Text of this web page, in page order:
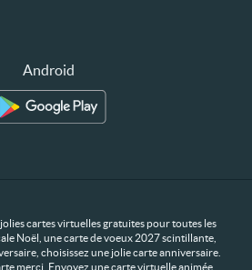
Android
cartes virtuelles gratuites pour toutes les
Noël, une carte de voeux 2027 scintillante,
choisissez une jolie carte anniversaire.
merci. Envoyez une carte virtuelle animée,